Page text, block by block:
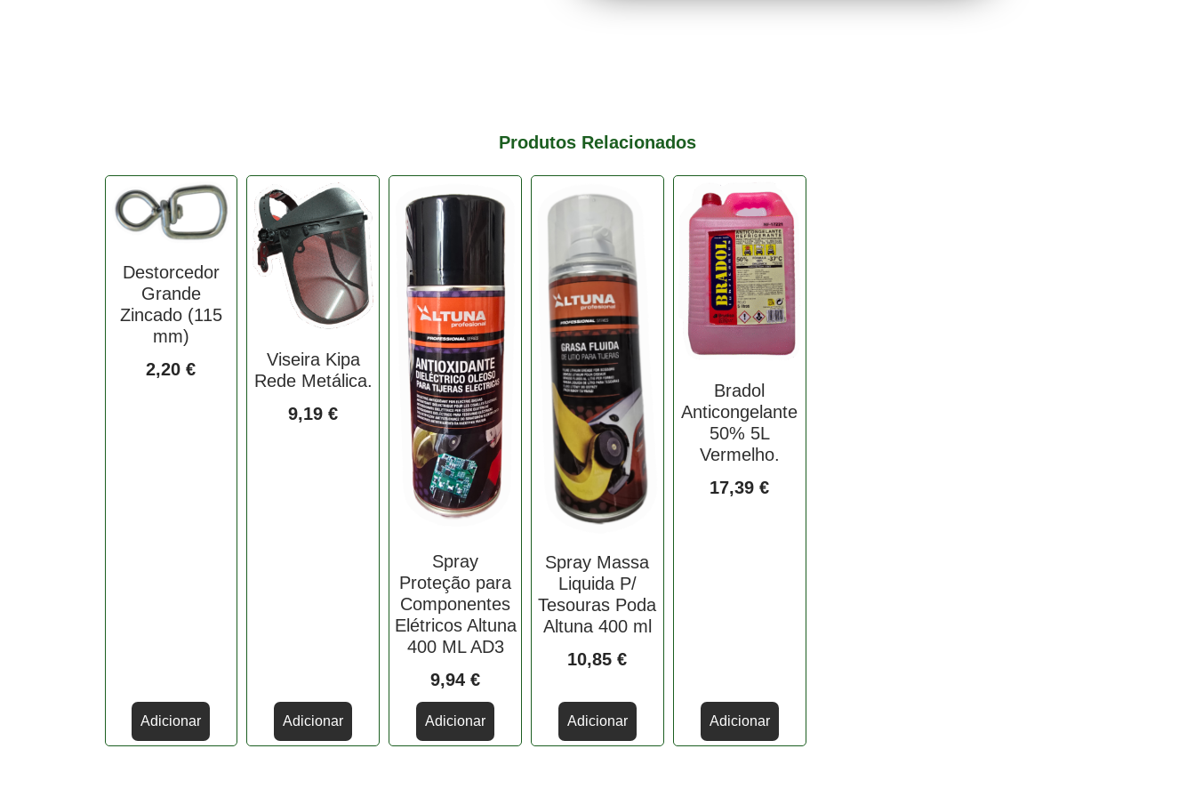
Produtos Relacionados
Destorcedor
Grande
Zincado (115
mm)
2,20€
Adicionar
Viseira Kipa
Rede Metálica.
9,19€
Adicionar
Spray
Proteção para
Componentes
Elétricos Altuna
400 ML AD3
9,94€
Adicionar
Spray Massa
Liquida P/
Tesouras Poda
Altuna 400 ml
10,85€
Adicionar
Bradol
Anticongelante
50% 5L
Vermelho.
17,39€
Adicionar